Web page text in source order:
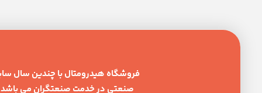
فروشگاه هیدرومتال با چندین سال
صنعتی در خدمت صنعتگران می باشد